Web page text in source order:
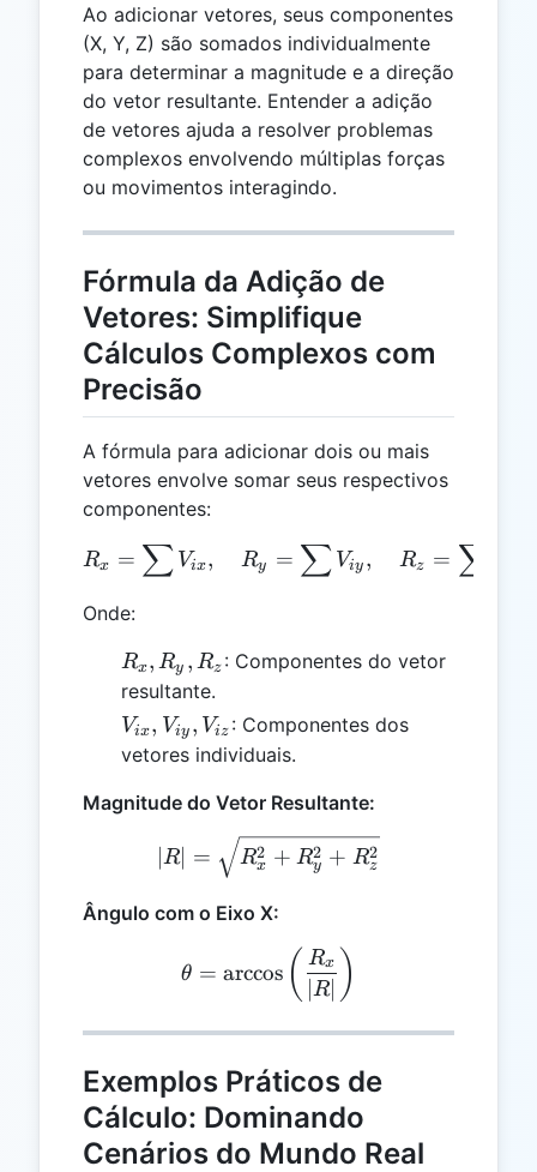
Ao adicionar vetores, seus componentes
(X, Y, Z) são somados individualmente
para determinar a magnitude e a direção
do vetor resultante. Entender a adição
de vetores ajuda a resolver problemas
complexos envolvendo múltiplas forças
ou movimentos interagindo.
Fórmula da Adição de
Vetores: Simplifique
Cálculos Complexos com
Precisão
A fórmula para adicionar dois ou mais
vetores envolve somar seus respectivos
componentes:
R_x = \sum V_{ix},
Rx = ∑ Vix, Ry = ∑ Viy , Rz = ∑
Onde:
R_x,
R_y,
R_z
Rx, Ry , Rz : Componentes do vetor
resultante.
V_{ix},
V_{iy},
Vix, Viy , Viz : Componentes dos
vetores individuais.
Magnitude do Vetor Resultante:
|R| = \sqrt{R_x^2 +
∣R∣ = Rx
2 + Ry
2 + Rz
2
Ângulo com o Eixo X:
\theta =
θ = arccos ( ∣R∣
Rx )
Exemplos Práticos de
Cálculo: Dominando
Cenários do Mundo Real